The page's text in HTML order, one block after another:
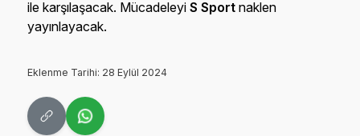
ile karşılaşacak. MücadeleyiS Sport naklen
yayınlayacak.
Eklenme Tarihi: 28 Eylül 2024